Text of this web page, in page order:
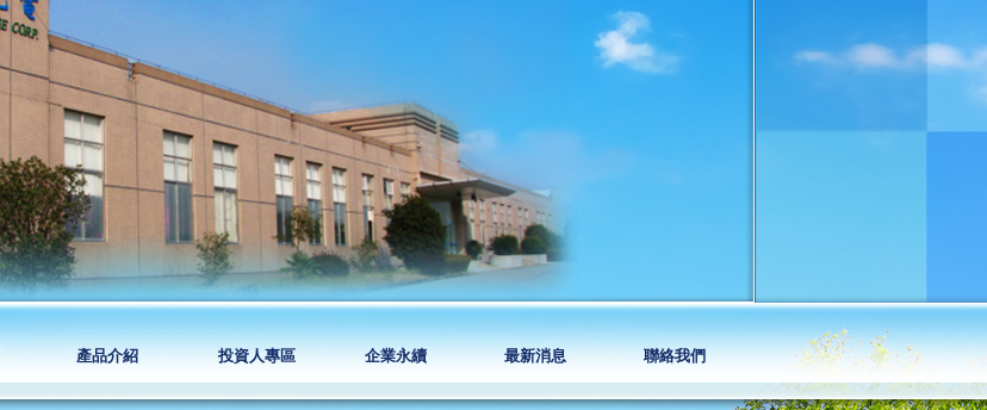
產品介紹 投資人專區 企業永續 最新消息 聯絡我們